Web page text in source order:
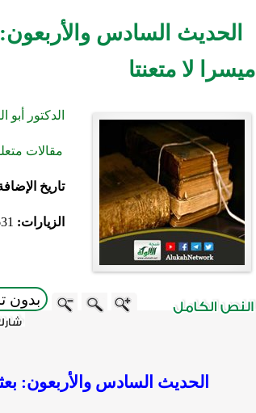
الحديث السادس
ميسرا لا متعنتا
الدكتور
مقالات
تاريخ
الزيارات:
بدون
الحديث السادس والأربعون: